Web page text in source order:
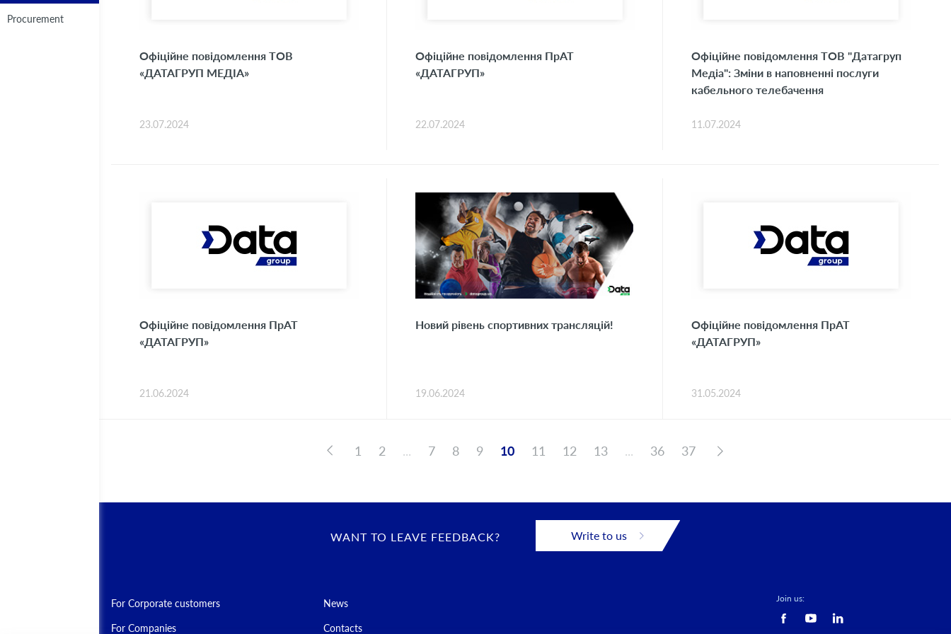
Procurement
Офіційне повідомлення ТОВ
«ДАТАГРУП МЕДІА»
23.07.2024
Офіційне повідомлення ПрАТ
«ДАТАГРУП»
22.07.2024
Офіційне повідомлення ТОВ "Датагруп
Медіа": Зміни в наповненні послуги
кабельного телебачення
11.07.2024
Офіційне повідомлення ПрАТ
«ДАТАГРУП»
21.06.2024
Новий рівень спортивних трансляцій!
19.06.2024
Офіційне повідомлення ПрАТ
«ДАТАГРУП»
31.05.2024
1 2 ... 7 8 9 10 11 12 13 ... 36 37
WANT TO LEAVE FEEDBACK? Write to us
For Corporate customers
For Companies
News
Contacts
Join us: